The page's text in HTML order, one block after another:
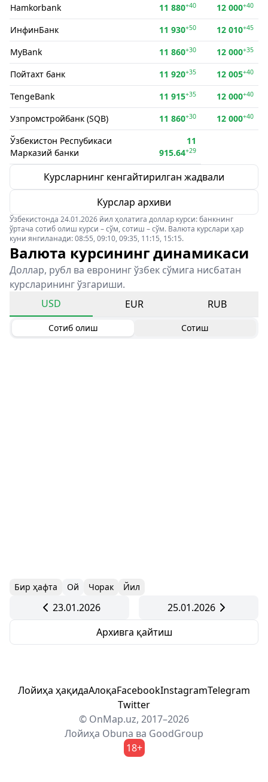
Hamkorbank 11 880+40 12 000+40
ИнфинБанк 11 930+50 12 010+45
MyBank 11 860+30 12 000+35
Пойтахт банк 11 920+35 12 005+40
TengeBank 11 915+35 12 000+40
Узпромстройбанк (SQB) 11 860+30 12 000+40
Ўзбекистон Респубикаси
Марказий банки
11
915.64+29
Курсларнинг кенгайтирилган жадвали
Курслар архиви
Ўзбекистонда 24.01.2026 йил ҳолатига доллар курси: банкнинг
ўртача сотиб олиш курси – сўм, сотиш – сўм. Валюта курслари ҳар
куни янгиланади: 08:55, 09:10, 09:35, 11:15, 15:15.
Валюта курсининг динамикаси
Доллар, рубл ва евронинг ўзбек сўмига нисбатан
курсларининг ўзгариши.
USD
EUR RUB
Сотиб олиш Сотиш
Бир ҳафта Ой Чорак Йил
23.01.2026
25.01.2026
Архивга қайтиш
Лойиҳа ҳақидаАлоқаFacebookInstagramTelegram
Twitter
© OnMap.uz, 2017–2026
Лойиҳа Obuna ва GoodGroup
18+